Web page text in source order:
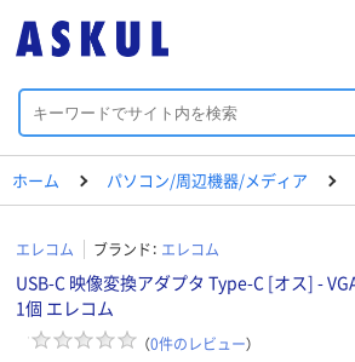
ホーム パソコン/周辺機器/メディア
エレコム ブランド： エレコム
USB-C 映像変換アダプタ Type-C [オス] -
1個 エレコム
（0件のレビュー）